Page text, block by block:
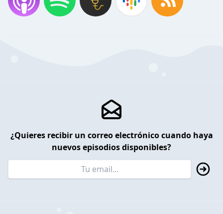
¿Quieres recibir un correo electrónico cuando haya
nuevos episodios disponibles?